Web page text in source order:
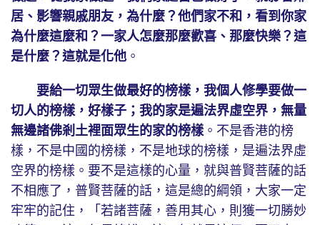
居、影響親戚朋友，為什麼？他們家不和，看到你家
為什麼這麼和？一家人怎麼那麼歡喜、那麼快樂？這
是什麼？這就是化他 。
要給一切眾生做最好的榜樣，我個人修學要做一
切人的榜樣，好樣子；我的家是遍法界虛空界，無量
無邊諸佛剎土裡面眾生的家的榜樣。不是香港的榜
樣，不是中國的榜樣，不是地球的榜樣，是遍法界虛
空界的榜樣。要不是這樣的心量，就與普賢菩薩的話
不相應了，普賢菩薩的話，這是總的綱領，大家一定
牢牢的記住，「若諸菩薩，善用其心，則獲一切勝妙